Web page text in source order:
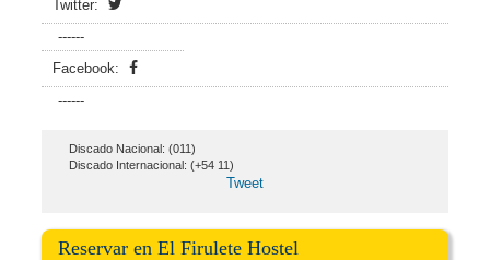
Twitter:
------
Facebook:
------
Discado Nacional: (011)
Discado Internacional: (+54 11)
Tweet
Reservar en El Firulete Hostel